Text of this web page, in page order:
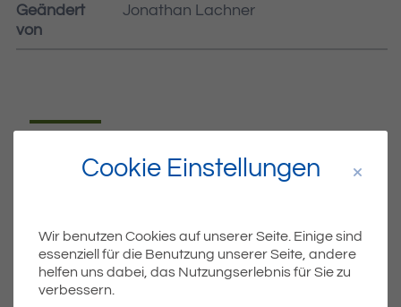
Geändert
von
Jonathan Lachner
Dateiname MIBLA-30-2018.PDF
Dateigröße 5.83 MB
Cookie Einstellungen
Wir benutzen Cookies auf unserer Seite. Einige sind
essenziell für die Benutzung unserer Seite, andere
helfen uns dabei, das Nutzungserlebnis für Sie zu
verbessern.